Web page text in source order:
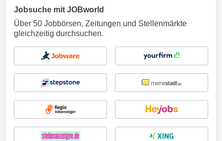
Jobsuche mit JOBworld
Über 50 Jobbörsen, Zeitungen und Stellenmärkte
gleichzeitig durchsuchen.